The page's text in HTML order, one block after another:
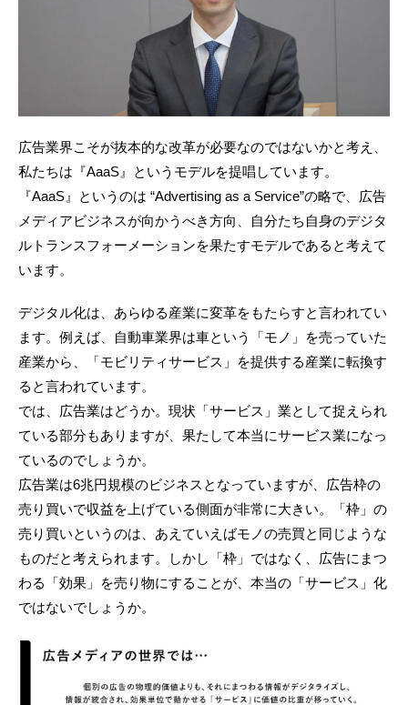
広告業界こそが抜本的な改革が必要なのではないかと考え、
私たちは『AaaS』というモデルを提唱しています。
『AaaS』というのは “Advertising as a Service”の略で、広告
メディアビジネスが向かうべき方向、自分たち自身のデジタ
ルトランスフォーメーションを果たすモデルであると考えて
います。
デジタル化は、あらゆる産業に変革をもたらすと言われてい
ます。例えば、自動車業界は車という「モノ」を売っていた
産業から、「モビリティサービス」を提供する産業に転換す
ると言われています。
では、広告業はどうか。現状「サービス」業として捉えられ
ている部分もありますが、果たして本当にサービス業になっ
ているのでしょうか。
広告業は6兆円規模のビジネスとなっていますが、広告枠の
売り買いで収益を上げている側面が非常に大きい。「枠」の
売り買いというのは、あえていえばモノの売買と同じような
ものだと考えられます。しかし「枠」ではなく、広告にまつ
わる「効果」を売り物にすることが、本当の「サービス」化
ではないでしょうか。